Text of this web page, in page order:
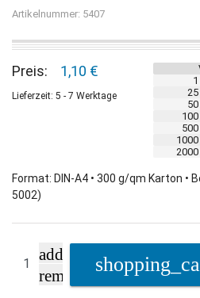
Artikelnummer: 5407
Preis: 1,10 €
Lieferzeit: 5 - 7 Werktage
Format: DIN-A4 • 300 g/qm Karton •
5002)
add
remove